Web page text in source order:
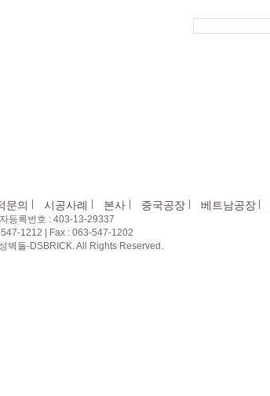
문의 시공사례 본사 중국공장 베트남공장
등록번호 : 403-13-29337
547-1212 | Fax : 063-547-1202
벽돌-DSBRICK. All Rights Reserved.